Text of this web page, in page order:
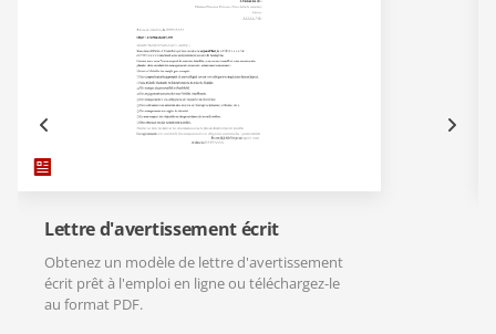
Lettre d'avertissement écrit
Obtenez un modèle de lettre d'avertissement
écrit prêt à l'emploi en ligne ou téléchargez-le
au format PDF.